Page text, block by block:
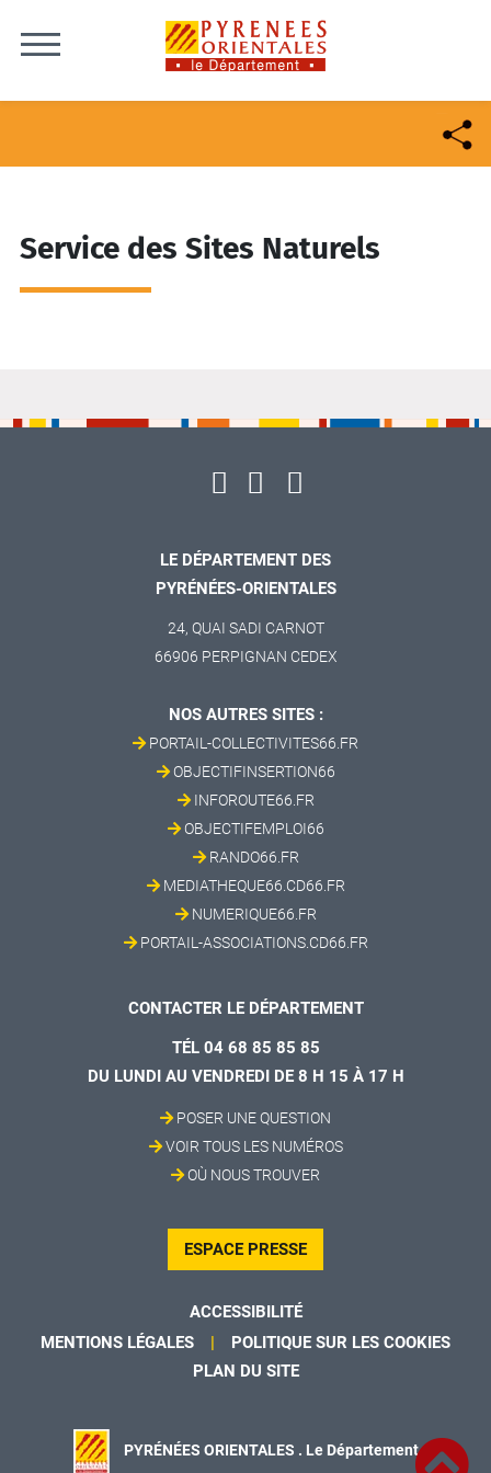
Service des Sites Naturels
LE DÉPARTEMENT DES
PYRÉNÉES-ORIENTALES
24, QUAI SADI CARNOT
66906 PERPIGNAN CEDEX
NOS AUTRES SITES :
PORTAIL-COLLECTIVITES66.FR
OBJECTIFINSERTION66
INFOROUTE66.FR
OBJECTIFEMPLOI66
RANDO66.FR
MEDIATHEQUE66.CD66.FR
NUMERIQUE66.FR
PORTAIL-ASSOCIATIONS.CD66.FR
CONTACTER LE DÉPARTEMENT
TÉL 04 68 85 85 85
DU LUNDI AU VENDREDI DE 8 H 15 À 17 H
POSER UNE QUESTION
VOIR TOUS LES NUMÉROS
OÙ NOUS TROUVER
ESPACE PRESSE
ACCESSIBILITÉ
MENTIONS LÉGALES
POLITIQUE SUR LES COOKIES
PLAN DU SITE
PYRÉNÉES ORIENTALES . Le Département